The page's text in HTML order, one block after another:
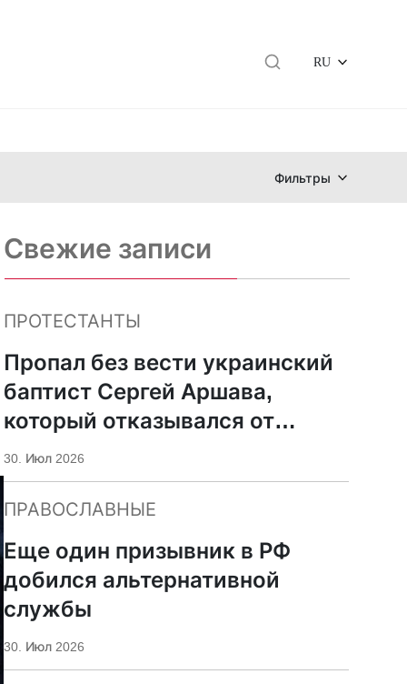
RU
Фильтры
Свежие записи
ПРОТЕСТАНТЫ
Пропал без вести украинский
баптист Сергей Аршава,
который отказывался от
мобилизации
30. Июл 2026
ПРАВОСЛАВНЫЕ
Еще один призывник в РФ
добился альтернативной
службы
30. Июл 2026